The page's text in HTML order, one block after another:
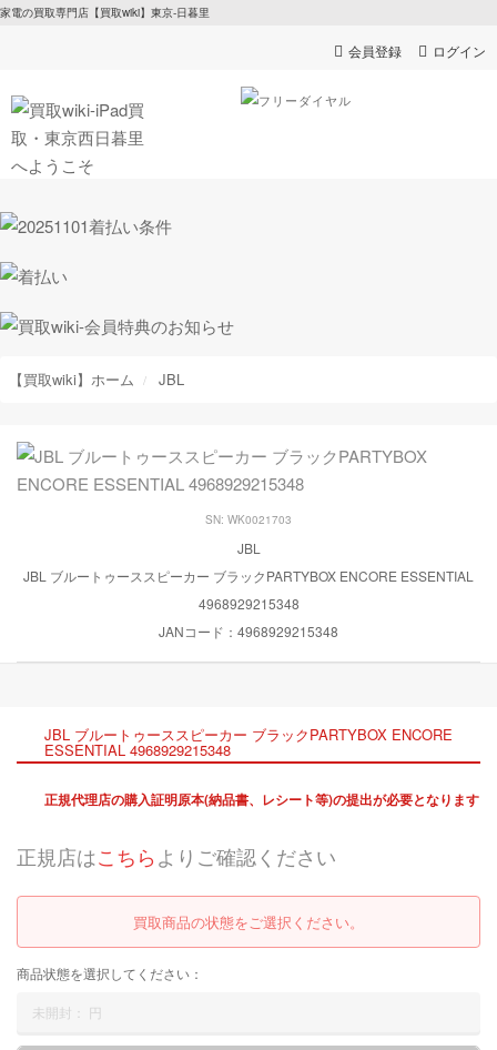
家電の買取専門店【買取wiki】東京-日暮里
会員登録 ログイン
【買取wiki】ホーム JBL
SN: WK0021703
JBL
JBL ブルートゥーススピーカー ブラックPARTYBOX ENCORE ESSENTIAL
4968929215348
JANコード：4968929215348
JBL ブルートゥーススピーカー ブラックPARTYBOX ENCORE
ESSENTIAL 4968929215348
正規代理店の購入証明原本(納品書、レシート等)の提出が必要となります
正規店は こちら よりご確認ください
買取商品の状態をご選択ください。
商品状態を選択してください：
未開封： 円